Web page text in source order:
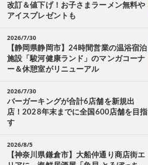
改訂＆値下げ！お子さまラーメン無料や
アイスプレゼントも
2026/7/30
【静岡県静岡市】24時間営業の温浴宿泊
施設「駿河健康ランド」のマンガコーナ
ー＆休憩室がリニューアル
2026/7/30
バーガーキングが合計6店舗を新規出
店！2028年末までに全国600店舗を目指
す
2026/8/5
【神奈川県鎌倉市】大船仲通り商店街エ